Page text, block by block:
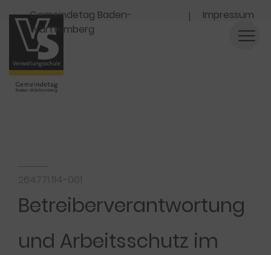
Navigation
Gemeindetag Baden-
Württemberg
Impressum
Betreiberverantwortung
und Arbeitsschutz im